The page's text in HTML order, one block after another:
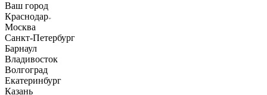
Ваш город
Краснодар
Москва
Санкт-Петербург
Барнаул
Владивосток
Волгоград
Екатеринбург
Казань